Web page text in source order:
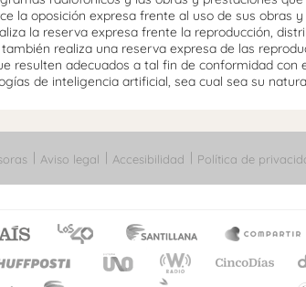
la oposición expresa frente al uso de sus
la reserva expresa frente la reproducción,
realiza una reserva expresa de las
resulten adecuados a tal fin de conformidad
de inteligencia artificial, sea cual sea su
Aviso legal Accesibilidad Política de